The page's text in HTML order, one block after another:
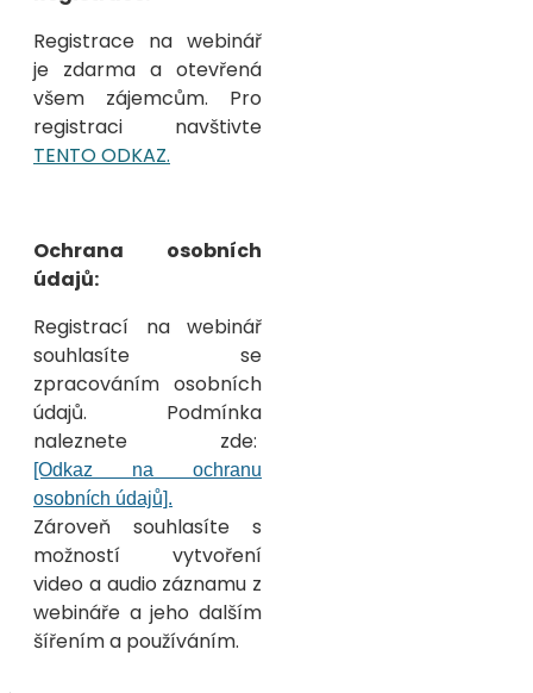
Registrace na webinář
je zdarma a otevřená
všem zájemcům. Pro
registraci navštivte
TENTO ODKAZ.
Ochrana osobních
údajů:
Registrací na webinář
souhlasíte se
zpracováním osobních
údajů. Podmínka
naleznete zde:
[Odkaz na ochranu
osobních údajů].
Zároveň souhlasíte s
možností vytvoření
video a audio záznamu z
webináře a jeho dalším
šířením a používáním.